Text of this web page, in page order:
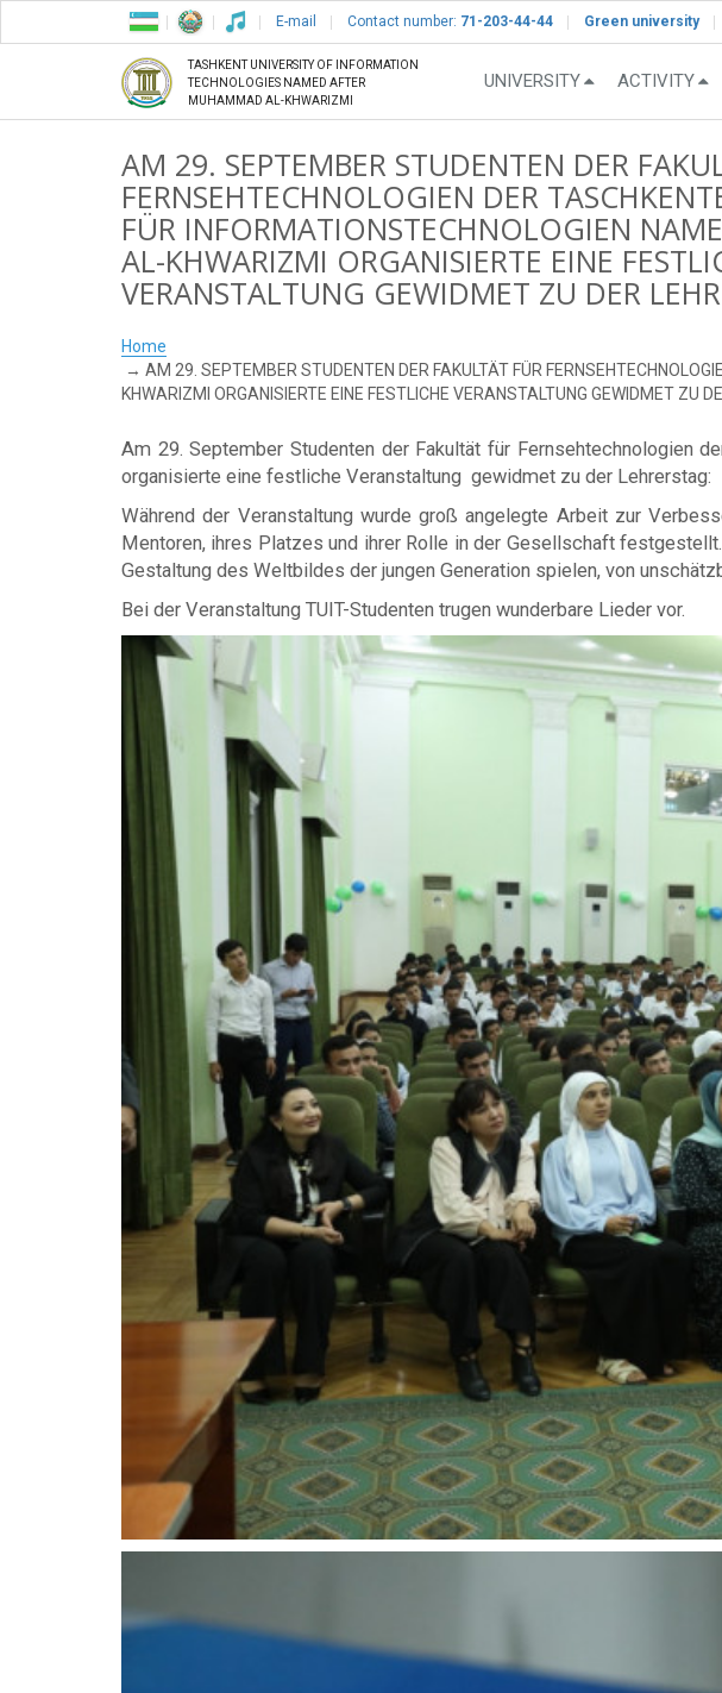
E-mail Contact number: 71-203-44-44 Green university
TASHKENT UNIVERSITY OF INFORMATION
TECHNOLOGIES NAMED AFTER
MUHAMMAD AL-KHWARIZMI
UNIVERSITY ACTIVITY
AM 29. SEPTEMBER STUDENTEN DER
FERNSEHTECHNOLOGIEN DER
FÜR INFORMATIONSTECHNOLOGIEN
AL-KHWARIZMI ORGANISIERTE EINE
VERANSTALTUNG GEWIDMET ZU DER
Home
AM 29. SEPTEMBER STUDENTEN DER FAKULTÄT FÜR
KHWARIZMI ORGANISIERTE EINE FESTLICHE VERANSTALTUNG GEWIDMET ZU
Am 29. September Studenten der Fakultät für Fernsehtechnologien
organisierte eine festliche Veranstaltung gewidmet zu der Lehrerstag:
Während der Veranstaltung wurde groß angelegte Arbeit zur
Mentoren, ihres Platzes und ihrer Rolle in der Gesellschaft
Gestaltung des Weltbildes der jungen Generation spielen, von
Bei der Veranstaltung TUIT-Studenten trugen wunderbare Lieder vor.